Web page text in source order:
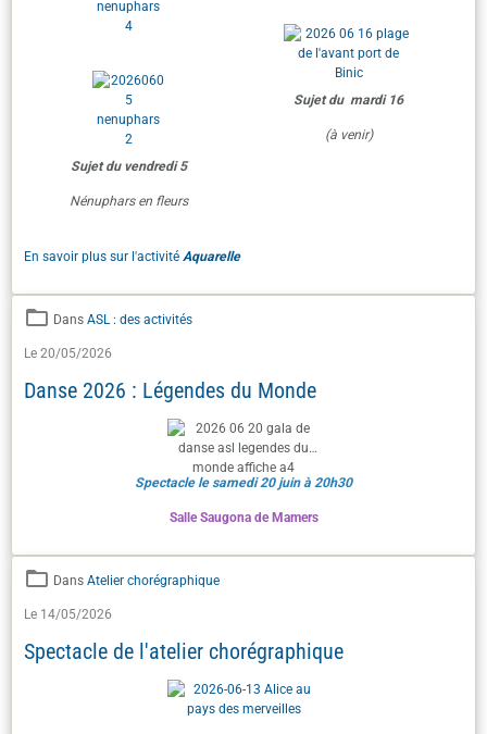
Sujet du vendredi 5
Nénuphars en fleurs
Sujet du mardi 16
(à venir)
En savoir plus sur l'activité Aquarelle
Dans ASL : des activités
Le 20/05/2026
Danse 2026 : Légendes du Monde
Spectacle le samedi 20 juin à 20h30
Salle Saugona de Mamers
Dans Atelier chorégraphique
Le 14/05/2026
Spectacle de l'atelier chorégraphique